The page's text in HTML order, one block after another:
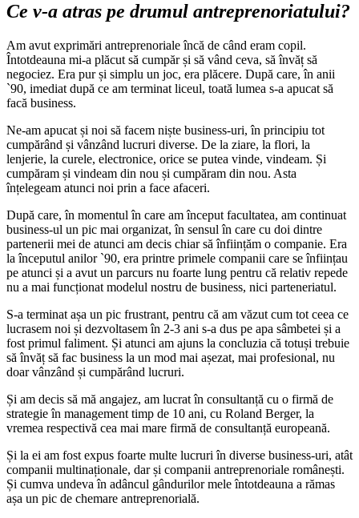
Ce v-a atras pe drumul antreprenoriatului?
Am avut exprimări antreprenoriale încă de când eram copil.
Întotdeauna mi-a plăcut să cumpăr și să vând ceva, să învăț să
negociez. Era pur și simplu un joc, era plăcere. După care, în anii
`90, imediat după ce am terminat liceul, toată lumea s-a apucat să
facă business.
Ne-am apucat și noi să facem niște business-uri, în principiu tot
cumpărând și vânzând lucruri diverse. De la ziare, la flori, la
lenjerie, la curele, electronice, orice se putea vinde, vindeam. Și
cumpăram și vindeam din nou și cumpăram din nou. Asta
înțelegeam atunci noi prin a face afaceri.
După care, în momentul în care am început facultatea, am continuat
business-ul un pic mai organizat, în sensul în care cu doi dintre
partenerii mei de atunci am decis chiar să înființăm o companie. Era
la începutul anilor `90, era printre primele companii care se înființau
pe atunci și a avut un parcurs nu foarte lung pentru că relativ repede
nu a mai funcționat modelul nostru de business, nici parteneriatul.
S-a terminat așa un pic frustrant, pentru că am văzut cum tot ceea ce
lucrasem noi și dezvoltasem în 2-3 ani s-a dus pe apa sâmbetei și a
fost primul faliment. Și atunci am ajuns la concluzia că totuși trebuie
să învăț să fac business la un mod mai așezat, mai profesional, nu
doar vânzând și cumpărând lucruri.
Și am decis să mă angajez, am lucrat în consultanță cu o firmă de
strategie în management timp de 10 ani, cu Roland Berger, la
vremea respectivă cea mai mare firmă de consultanță europeană.
Și la ei am fost expus foarte multe lucruri în diverse business-uri, atât
companii multinaționale, dar și companii antreprenoriale românești.
Și cumva undeva în adâncul gândurilor mele întotdeauna a rămas
așa un pic de chemare antreprenorială.